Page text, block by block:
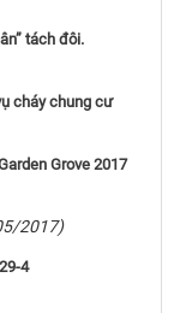
tách đôi.
cháy chung cư
Grove 2017
2017)
4